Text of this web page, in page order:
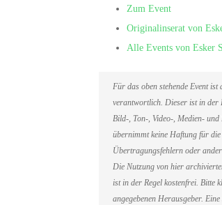
Zum Event
Originalinserat von
Alle Events von Esker
Für das oben stehende Event
verantwortlich. Dieser ist in der
Bild-, Ton-, Video-, Medien-
übernimmt keine Haftung für
Übertragungsfehlern oder
Die Nutzung von hier
ist in der Regel kostenfrei. Bitte
angegebenen Herausgeber.